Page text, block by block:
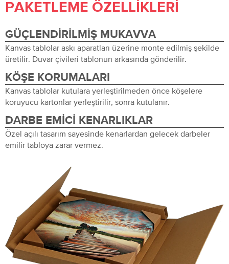
PAKETLEME ÖZELLIKLERI
GÜÇLENDIRILMIŞ MUKAVVA
Kanvas tablolar askı aparatları üzerine monte edilmiş şekilde
üretilir. Duvar çivileri tablonun arkasında gönderilir.
KÖŞE KORUMALARI
Kanvas tablolar kutulara yerleştirilmeden önce köşelere
koruyucu kartonlar yerleştirilir, sonra kutulanır.
DARBE EMICI KENARLIKLAR
Özel açılı tasarım sayesinde kenarlardan gelecek darbeler
emilir tabloya zarar vermez.